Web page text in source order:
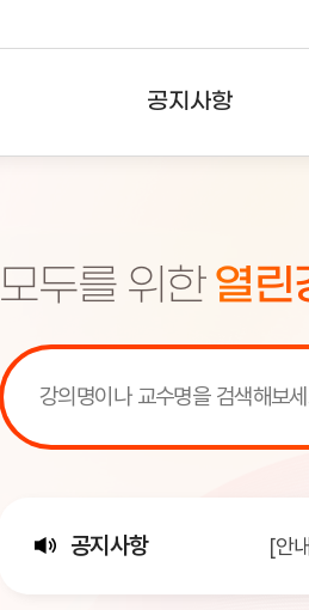
공지사항
주요통계현황
모두를 위한 열린
공지사항
[
[안
[안